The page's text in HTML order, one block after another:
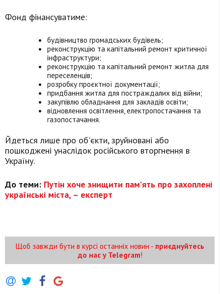
Фонд фінансуватиме:
будівництво громадських будівель;
реконструкцію та капітальний ремонт критичної
інфраструктури;
реконструкцію та капітальний ремонт житла для
переселенців;
розробку проєктної документації;
придбання житла для постраждалих від війни;
закупівлю обладнання для закладів освіти;
відновлення освітлення, електропостачання та
газопостачання.
Йдеться лише про об'єкти, зруйновані або
пошкоджені унаслідок російського вторгнення в
Україну.
До теми: Путін хоче знищити пам’ять про захоплені
українські міста, – експерт
Щоб завжди бути в курсі останніх новин - приєднуйтесь
до нас у Telegram!